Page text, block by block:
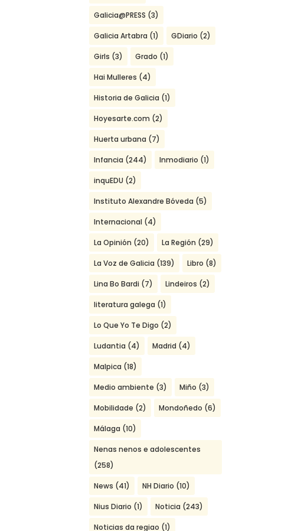
Galicia@PRESS (3)
Galicia Artabra (1) GDiario (2)
Girls (3) Grado (1)
Hai Mulleres (4)
Historia de Galicia (1)
Hoyesarte.com (2)
Huerta urbana (7)
Infancia (244) Inmodiario (1)
inquEDU (2)
Instituto Alexandre Bóveda (5)
Internacional (4)
La Opinión (20) La Región (29)
La Voz de Galicia (139) Libro (8)
Lina Bo Bardi (7) Lindeiros (2)
literatura galega (1)
Lo Que Yo Te Digo (2)
Ludantia (4) Madrid (4)
Malpica (18)
Medio ambiente (3) Miño (3)
Mobilidade (2) Mondoñedo (6)
Málaga (10)
Nenas nenos e adolescentes
(258)
News (41) NH Diario (10)
Nius Diario (1) Noticia (243)
Noticias da regiao (1)